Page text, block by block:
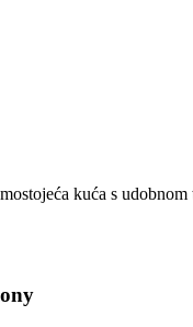
kuća s